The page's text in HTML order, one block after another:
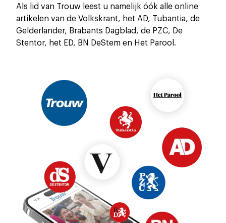
Als lid van Trouw leest u namelijk óók alle online
artikelen van de Volkskrant, het AD, Tubantia, de
Gelderlander, Brabants Dagblad, de PZC, De
Stentor, het ED, BN DeStem en Het Parool.